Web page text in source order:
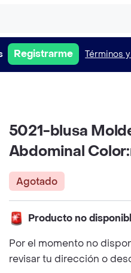
Registrarme Términos
5021-blusa
Abdominal
Agotado
Producto no
Por el momento no
revisar tu dirección o